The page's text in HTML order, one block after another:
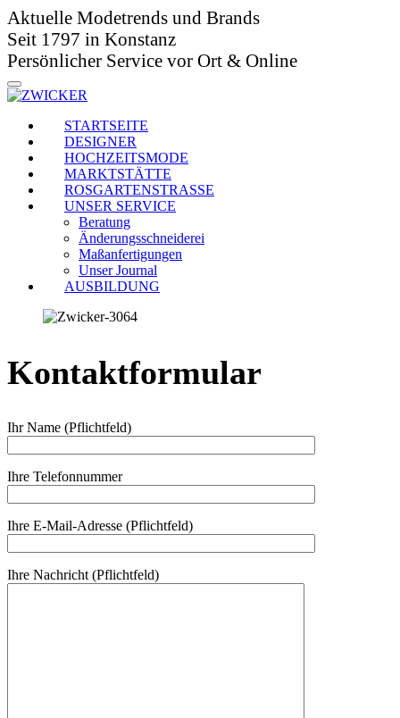
Aktuelle Modetrends und Brands
Seit 1797 in Konstanz
Persönlicher Service vor Ort & Online
STARTSEITE
DESIGNER
HOCHZEITSMODE
MARKTSTÄTTE
ROSGARTENSTRASSE
UNSER SERVICE
Beratung
Änderungsschneiderei
Maßanfertigungen
Unser Journal
AUSBILDUNG
Kontaktformular
Ihr Name (Pflichtfeld)
Ihre Telefonnummer
Ihre E-Mail-Adresse (Pflichtfeld)
Ihre Nachricht (Pflichtfeld)